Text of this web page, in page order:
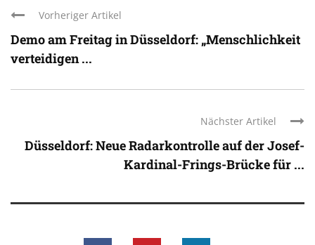
Vorheriger Artikel
Demo am Freitag in Düsseldorf: „Menschlichkeit
verteidigen ...
Nächster Artikel
Düsseldorf: Neue Radarkontrolle auf der Josef-
Kardinal-Frings-Brücke für ...